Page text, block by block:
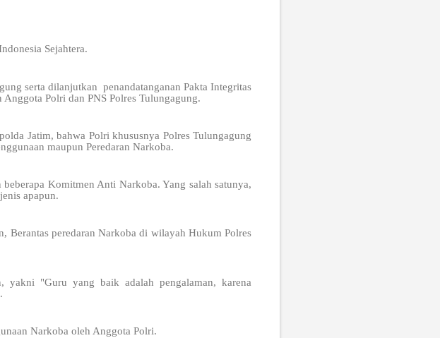
Sejahtera.
serta dilanjutkan penandatanganan Pakta Integritas
Polri dan PNS Polres Tulungagung.
Jatim, bahwa Polri khususnya Polres Tulungagung
maupun Peredaran Narkoba.
Komitmen Anti Narkoba. Yang salah satunya,
apapun.
Berantas peredaran Narkoba di wilayah Hukum Polres
yakni "Guru yang baik adalah pengalaman, karena
Narkoba oleh Anggota Polri.